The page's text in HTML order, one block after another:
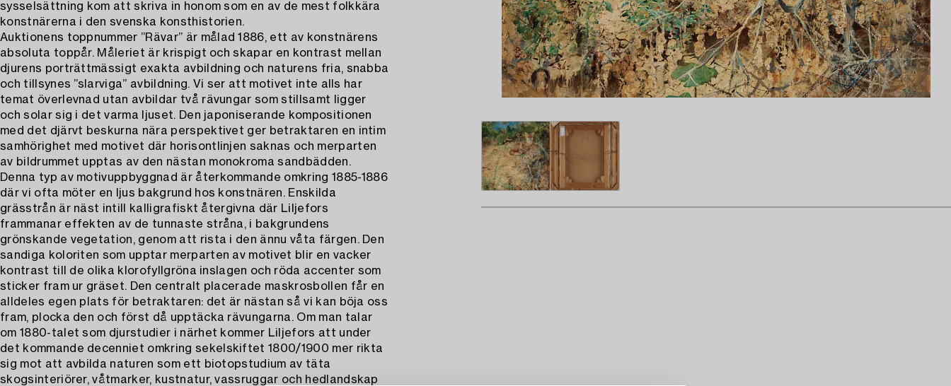
sysselsättning kom att skriva in honom som en av de mest folkkära
konstnärerna i den svenska konsthistorien.
Auktionens toppnummer ”Rävar” är målad 1886, ett av konstnärens
absoluta toppår. Måleriet är krispigt och skapar en kontrast mellan
djurens porträttmässigt exakta avbildning och naturens fria, snabba
och tillsynes ”slarviga” avbildning. Vi ser att motivet inte alls har
temat överlevnad utan avbildar två rävungar som stillsamt ligger
och solar sig i det varma ljuset. Den japoniserande kompositionen
med det djärvt beskurna nära perspektivet ger betraktaren en intim
samhörighet med motivet där horisontlinjen saknas och merparten
av bildrummet upptas av den nästan monokroma sandbädden.
Denna typ av motivuppbyggnad är återkommande omkring 1885-1886
där vi ofta möter en ljus bakgrund hos konstnären. Enskilda
grässtrån är näst intill kalligrafiskt återgivna där Liljefors
frammanar effekten av de tunnaste stråna, i bakgrundens
grönskande vegetation, genom att rista i den ännu våta färgen. Den
sandiga koloriten som upptar merparten av motivet blir en vacker
kontrast till de olika klorofyllgröna inslagen och röda accenter som
sticker fram ur gräset. Den centralt placerade maskrosbollen får en
alldeles egen plats för betraktaren: det är nästan så vi kan böja oss
fram, plocka den och först då upptäcka rävungarna. Om man talar
om 1880-talet som djurstudier i närhet kommer Liljefors att under
det kommande decenniet omkring sekelskiftet 1800/1900 mer rikta
sig mot att avbilda naturen som ett biotopstudium av täta
skogsinteriörer, våtmarker, kustnatur, vassruggar och hedlandskap